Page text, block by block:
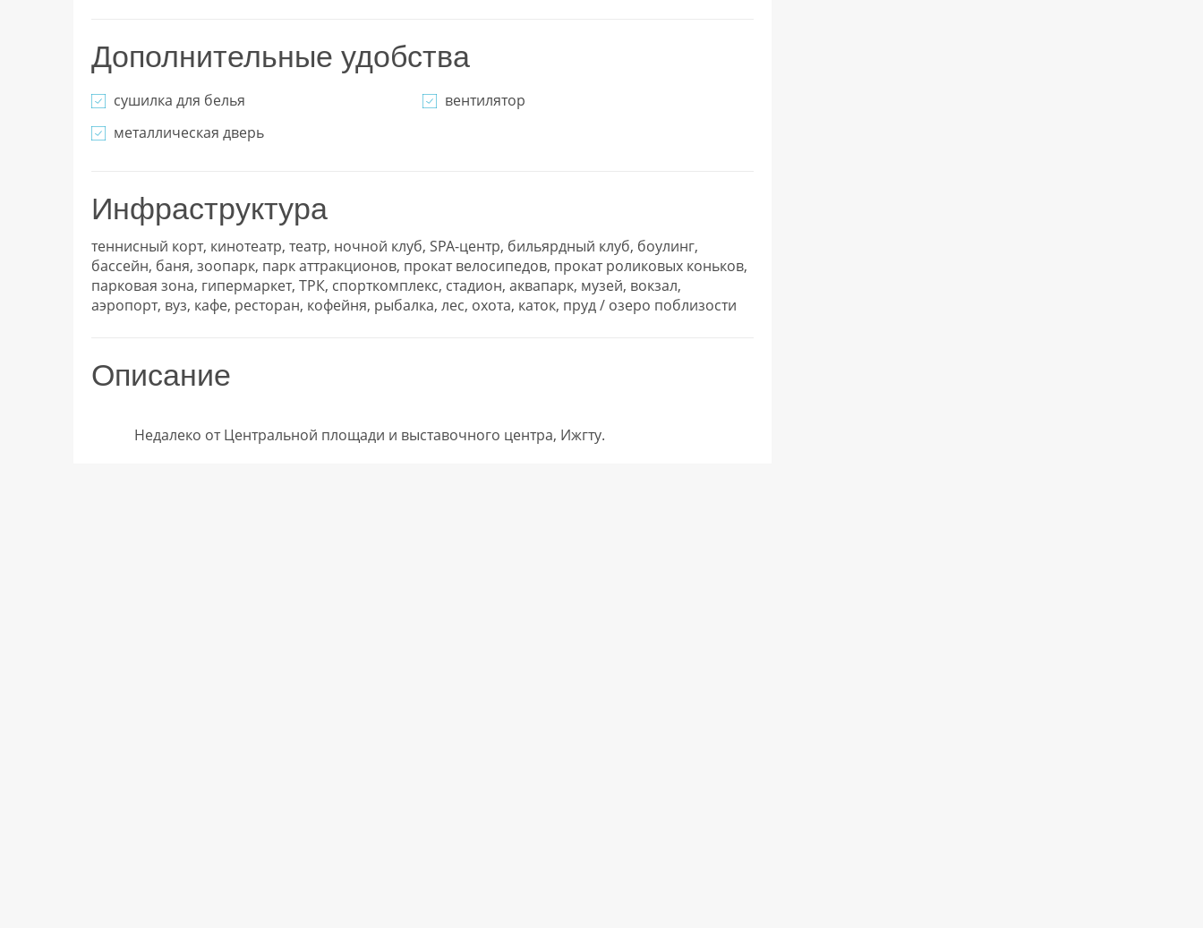
Дополнительные удобства
сушилка для белья
вентилятор
металлическая дверь
Инфраструктура
теннисный корт, кинотеатр, театр, ночной клуб, SPA-центр, бильярдный клуб, боулинг,
бассейн, баня, зоопарк, парк аттракционов, прокат велосипедов, прокат роликовых коньков,
парковая зона, гипермаркет, ТРК, спорткомплекс, стадион, аквапарк, музей, вокзал,
аэропорт, вуз, кафе, ресторан, кофейня, рыбалка, лес, охота, каток, пруд / озеро поблизости
Описание
            Недалеко от Центральной площади и выставочного центра, Ижгту.